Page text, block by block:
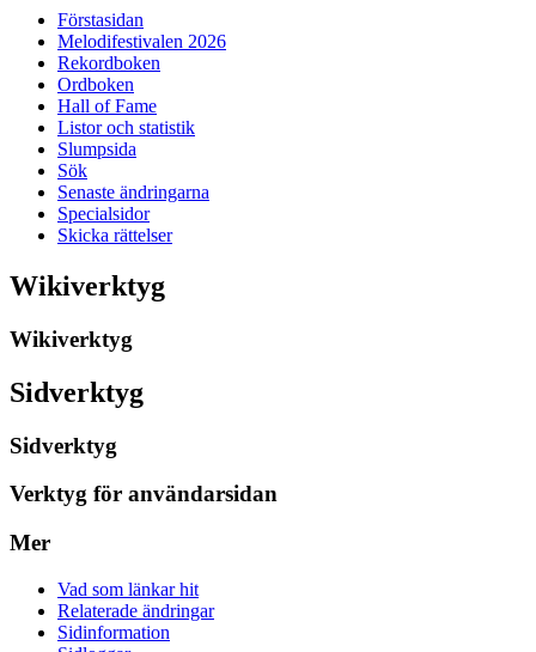
Förstasidan
Melodifestivalen 2026
Rekordboken
Ordboken
Hall of Fame
Listor och statistik
Slumpsida
Sök
Senaste ändringarna
Specialsidor
Skicka rättelser
Wikiverktyg
Wikiverktyg
Sidverktyg
Sidverktyg
Verktyg för användarsidan
Mer
Vad som länkar hit
Relaterade ändringar
Sidinformation